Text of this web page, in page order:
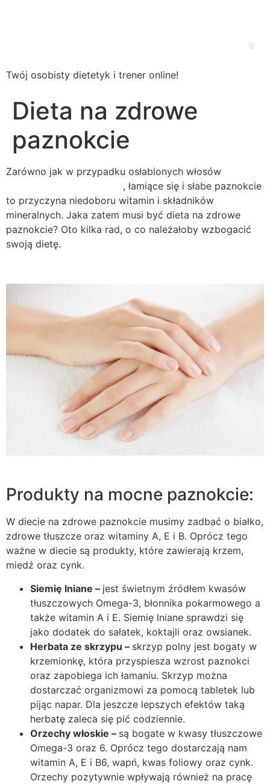
Twój osobisty dietetyk i trener online!
Dieta na zdrowe
paznokcie
Zarówno jak w przypadku osłabionych włosów
, łamiące się i słabe paznokcie
to przyczyna niedoboru witamin i składników
mineralnych. Jaka zatem musi być dieta na zdrowe
paznokcie? Oto kilka rad, o co należałoby wzbogacić
swoją dietę.
Produkty na mocne paznokcie:
W diecie na zdrowe paznokcie musimy zadbać o białko,
zdrowe tłuszcze oraz witaminy A, E i B. Oprócz tego
ważne w diecie są produkty, które zawierają krzem,
miedź oraz cynk.
Siemię lniane – jest świetnym źródłem kwasów
tłuszczowych Omega-3, błonnika pokarmowego a
także witamin A i E. Siemię lniane sprawdzi się
jako dodatek do sałatek, koktajli oraz owsianek.
Herbata ze skrzypu – skrzyp polny jest bogaty w
krzemionkę, która przyspiesza wzrost paznokci
oraz zapobiega ich łamaniu. Skrzyp można
dostarczać organizmowi za pomocą tabletek lub
pijąc napar. Dla jeszcze lepszych efektów taką
herbatę zaleca się pić codziennie.
Orzechy włoskie – są bogate w kwasy tłuszczowe
Omega-3 oraz 6. Oprócz tego dostarczają nam
witamin A, E i B6, wapń, kwas foliowy oraz cynk.
Orzechy pozytywnie wpływają również na pracę